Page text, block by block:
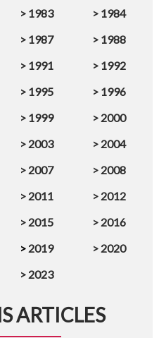
> 1983 > 1984
> 1987 > 1988
> 1991 > 1992
> 1995 > 1996
> 1999 > 2000
> 2003 > 2004
> 2007 > 2008
> 2011 > 2012
> 2015 > 2016
> 2019 > 2020
> 2023
ARTICLES